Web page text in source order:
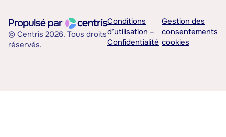
© Centris 2026. Tous droits
réservés.
Conditions
d’utilisation –
Confidentialité
Gestion des
consentements
cookies